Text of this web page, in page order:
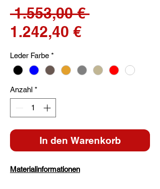
1.553,00 €
1.242,40 €Sale-
Leder Farbe *
Anzahl *
In den Warenkorb
Materialinformationen